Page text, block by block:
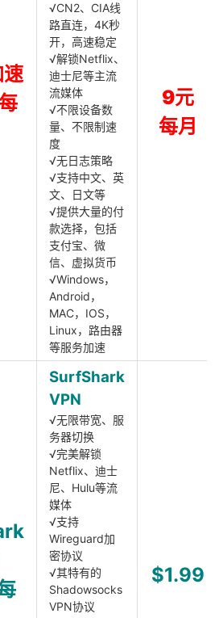
√CN2、CIA线
路直连，4K秒
开，高速稳定
√解锁Netflix、
迪士尼等主流
流媒体
√不限设备数
量、不限制速
度
√无日志策略
√支持中文、英
文、日文等
√提供大量的付
款选择，包括
支付宝、微
信、虚拟货币
√Windows，
Android，
MAC，IOS，
Linux，路由器
等服务加速
9元
每月
SurfShark
VPN
√无限带宽、服
务器切换
√完美解锁
Netflix、迪士
尼、Hulu等流
媒体
√支持
Wireguard加
密协议
√其特有的
Shadowsocks
VPN协议
$1.99